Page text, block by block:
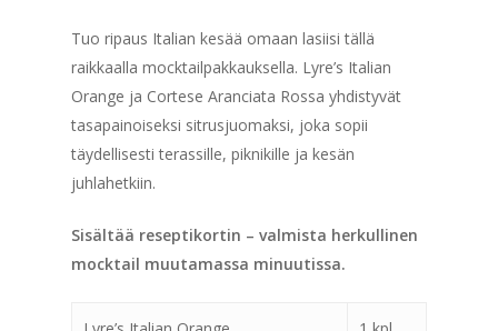
Tuo ripaus Italian kesää omaan lasiisi tällä
raikkaalla mocktailpakkauksella. Lyre’s Italian
Orange ja Cortese Aranciata Rossa yhdistyvät
tasapainoiseksi sitrusjuomaksi, joka sopii
täydellisesti terassille, piknikille ja kesän
juhlahetkiin.
Sisältää reseptikortin – valmista herkullinen
mocktail muutamassa minuutissa.